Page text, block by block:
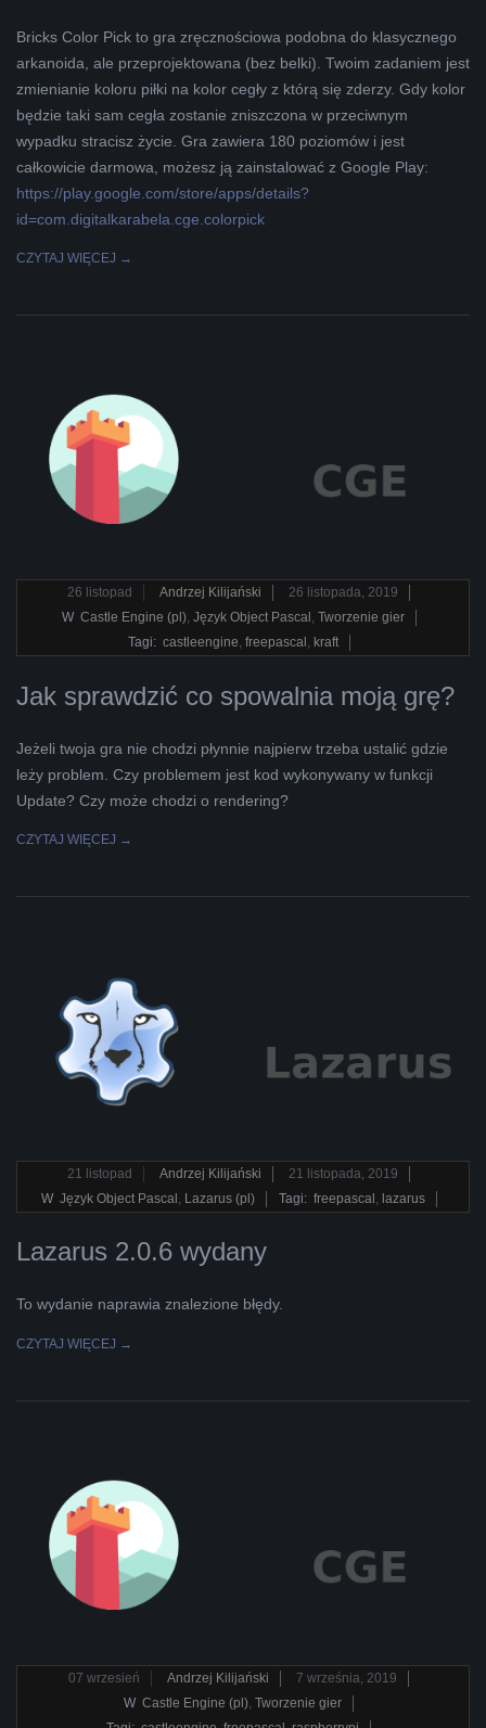
Bricks Color Pick to gra zręcznościowa podobna do klasycznego
arkanoida, ale przeprojektowana (bez belki). Twoim zadaniem jest
zmienianie koloru piłki na kolor cegły z którą się zderzy. Gdy kolor
będzie taki sam cegła zostanie zniszczona w przeciwnym
wypadku stracisz życie. Gra zawiera 180 poziomów i jest
całkowicie darmowa, możesz ją zainstalować z Google Play:
https://play.google.com/store/apps/details?
id=com.digitalkarabela.cge.colorpick
CZYTAJ WIĘCEJ →
26 listopad Andrzej Kilijański
26 listopada, 2019
W Castle Engine (pl), Język Object Pascal , Tworzenie gier
Tagi: castleengine, freepascal , kraft
Jak sprawdzić co spowalnia moją grę?
Jeżeli twoja gra nie chodzi płynnie najpierw trzeba ustalić gdzie
leży problem. Czy problemem jest kod wykonywany w funkcji
Update? Czy może chodzi o rendering?
CZYTAJ WIĘCEJ →
21 listopad Andrzej Kilijański
21 listopada, 2019
W Język Object Pascal, Lazarus (pl) Tagi: freepascal, lazarus
Lazarus 2.0.6 wydany
To wydanie naprawia znalezione błędy.
CZYTAJ WIĘCEJ →
07 wrzesień Andrzej Kilijański
7 września, 2019
W Castle Engine (pl) Tworzenie gier